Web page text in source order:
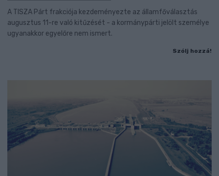
A TISZA Párt frakciója kezdeményezte az államfőválasztás
augusztus 11-re való kitűzését - a kormánypárti jelölt személye
ugyanakkor egyelőre nem ismert.
Szólj hozzá!